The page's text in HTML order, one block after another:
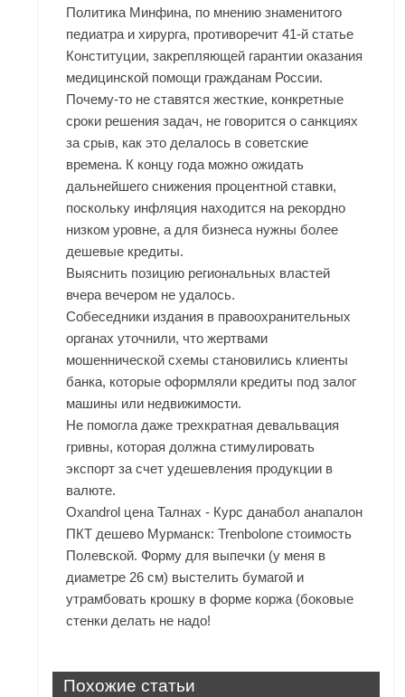
Политика Минфина, по мнению знаменитого
педиатра и хирурга, противоречит 41-й статье
Конституции, закрепляющей гарантии оказания
медицинской помощи гражданам России.
Почему-то не ставятся жесткие, конкретные
сроки решения задач, не говорится о санкциях
за срыв, как это делалось в советские
времена. К концу года можно ожидать
дальнейшего снижения процентной ставки,
поскольку инфляция находится на рекордно
низком уровне, а для бизнеса нужны более
дешевые кредиты.
Выяснить позицию региональных властей
вчера вечером не удалось.
Собеседники издания в правоохранительных
органах уточнили, что жертвами
мошеннической схемы становились клиенты
банка, которые оформляли кредиты под залог
машины или недвижимости.
Не помогла даже трехкратная девальвация
гривны, которая должна стимулировать
экспорт за счет удешевления продукции в
валюте.
Oxandrol цена Талнах - Курс данабол анапалон
ПКТ дешево Мурманск: Trenbolone стоимость
Полевской. Форму для выпечки (у меня в
диаметре 26 см) выстелить бумагой и
утрамбовать крошку в форме коржа (боковые
стенки делать не надо!
Похожие статьи